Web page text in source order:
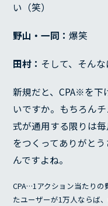
い（笑）
野山・一同：爆笑
田村： そして、そんな
新規だと、CPA※を下
いですか。もちろん
式が通用する限りは
をつくってありがと
んですよね。
CPA…1アクション当たりの
たユーザーが1万人ならば、